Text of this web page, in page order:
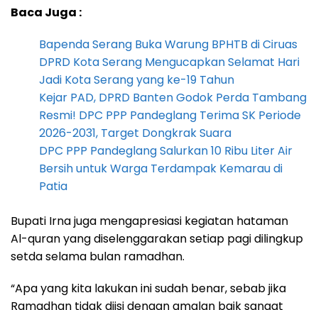
Baca Juga :
Bapenda Serang Buka Warung BPHTB di Ciruas
DPRD Kota Serang Mengucapkan Selamat Hari
Jadi Kota Serang yang ke-19 Tahun
Kejar PAD, DPRD Banten Godok Perda Tambang
Resmi! DPC PPP Pandeglang Terima SK Periode
2026-2031, Target Dongkrak Suara
DPC PPP Pandeglang Salurkan 10 Ribu Liter Air
Bersih untuk Warga Terdampak Kemarau di
Patia
Bupati Irna juga mengapresiasi kegiatan hataman
Al-quran yang diselenggarakan setiap pagi dilingkup
setda selama bulan ramadhan.
“Apa yang kita lakukan ini sudah benar, sebab jika
Ramadhan tidak diisi dengan amalan baik sangat